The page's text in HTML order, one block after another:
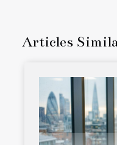
Articles